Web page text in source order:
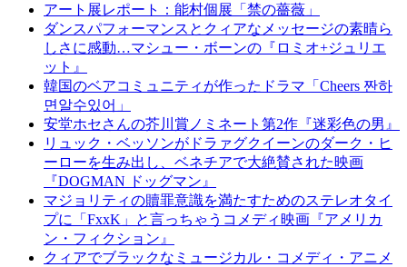
アート展レポート：能村個展「禁の薔薇」
ダンスパフォーマンスとクィアなメッセージの素晴ら
しさに感動…マシュー・ボーンの『ロミオ+ジュリエ
ット』
韓国のベアコミュニティが作ったドラマ「Cheers 짠하
면알수있어」
安堂ホセさんの芥川賞ノミネート第2作『迷彩色の男』
リュック・ベッソンがドラァグクイーンのダーク・ヒ
ーローを生み出し、ベネチアで大絶賛された映画
『DOGMAN ドッグマン』
マジョリティの贖罪意識を満たすためのステレオタイ
プに「FxxK」と言っちゃうコメディ映画『アメリカ
ン・フィクション』
クィアでブラックなミュージカル・コメディ・アニメ